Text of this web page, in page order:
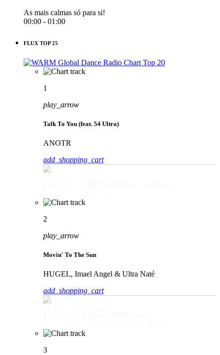
As mais calmas só para si!
00:00 - 01:00
FLUX TOP 25
1
play_arrow
Talk To You (feat. 54 Ultra)
ANOTR
add_shopping_cart
2
play_arrow
Movin' To The Sun
HUGEL, Imael Angel & Ultra Naté
add_shopping_cart
3